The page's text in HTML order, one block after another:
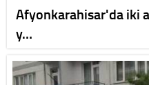
Afyonkarahisar'da iki
y…